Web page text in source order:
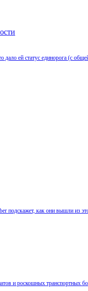
ей статус единорога (с
как они вышли из
и роскошных транспортных